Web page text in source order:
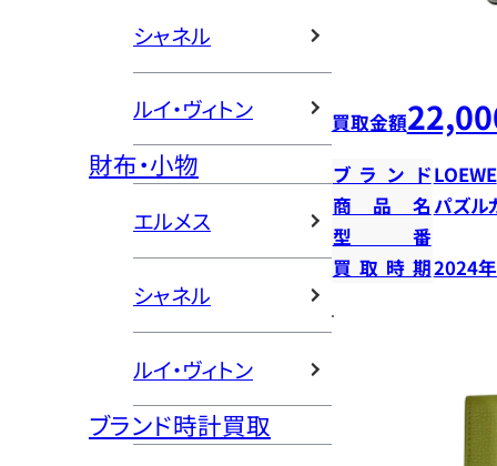
シャネル
ルイ・ヴィトン
財布・小物
エルメス
シャネル
ルイ・ヴィトン
ブランド時計買取
買取金額
ブランドLOEWE
商品名パズル
型番
買取時期2024